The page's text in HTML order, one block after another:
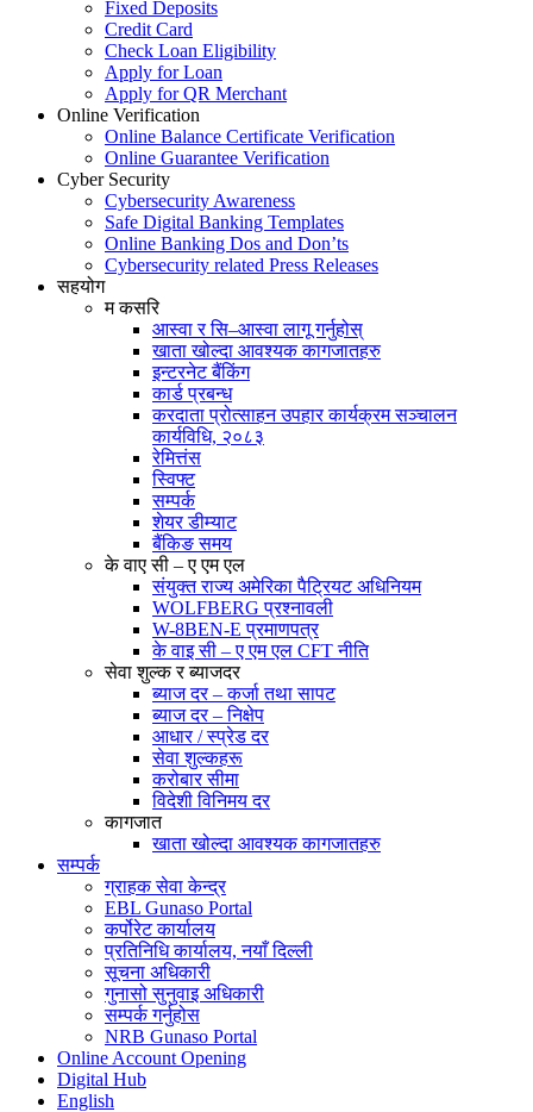
Fixed Deposits
Credit Card
Check Loan Eligibility
Apply for Loan
Apply for QR Merchant
Online Verification
Online Balance Certificate Verification
Online Guarantee Verification
Cyber Security
Cybersecurity Awareness
Safe Digital Banking Templates
Online Banking Dos and Don’ts
Cybersecurity related Press Releases
सहयोग
म कसरि
आस्वा र सि–आस्वा लागू गर्नुहोस्
खाता खोल्दा आवश्यक कागजातहरु
इन्टरनेट बैंकिंग
कार्ड प्रबन्ध
करदाता प्रोत्साहन उपहार कार्यक्रम सञ्चालन
कार्यविधि, २०८३
रेमित्तंस
स्विफ्ट
सम्पर्क
शेयर डीम्याट
बैंकिङ समय
के वाए सी – ए एम एल
संयुक्त राज्य अमेरिका पैट्रियट अधिनियम
WOLFBERG प्रश्नावली
W-8BEN-E प्रमाणपत्र
के वाइ सी – ए एम एल CFT नीति
सेवा शुल्क र ब्याजदर
ब्याज दर – कर्जा तथा सापट
ब्याज दर – निक्षेप
आधार / स्प्रेड दर
सेवा शुल्कहरू
करोबार सीमा
विदेशी विनिमय दर
कागजात
खाता खोल्दा आवश्यक कागजातहरु
सम्पर्क
ग्राहक सेवा केन्द्र
EBL Gunaso Portal
कर्पोरेट कार्यालय
प्रतिनिधि कार्यालय, नयाँ दिल्ली
सूचना अधिकारी
गुनासो सुनुवाइ अधिकारी
सम्पर्क गर्नुहोस
NRB Gunaso Portal
Online Account Opening
Digital Hub
English